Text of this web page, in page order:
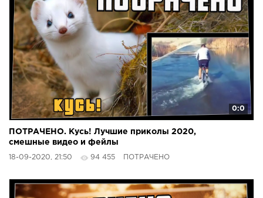
0:0
ПОТРАЧЕНО. Кусь! Лучшие приколы 2020,
смешные видео и фейлы
18-09-2020, 21:50 94 455 ПОТРАЧЕНО